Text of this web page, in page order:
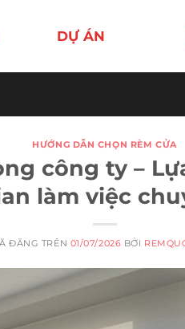
DỰ ÁN
HƯỚNG DẪN CHỌN RÈM CỬA
công ty –
làm việc
ĐĂNG TRÊN 01/07/2026 BỞI